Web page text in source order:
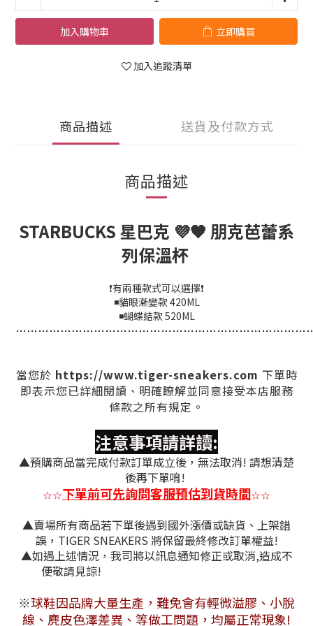
加入購物車 立即購買
加入追蹤清單
商品描述 送貨及付款方式
商品描述
STARBUCKS 星巴克 💜🖤 朋克芭蕾系
列保溫杯
❗有兩種款式可以選擇❗
◾貓眼漸變款 420ML
◾蝴蝶結款 520ML
……………………………………………………………………
當您於 https://www.tiger-sneakers.com 下單時
即表示您已詳細閱讀、明確瞭解並同意接受本店服務
條款之所有規定。
注意事項請詳讀:
▲預購商品當完成付款訂單成立後，無法取消! 請想清楚
後再下單唷!
☆☆下單前可先詢問客服預估到貨時間☆☆
▲賣場所有商品若下單後遇到國外漲價或缺貨、上架錯
誤，TIGER SNEAKERS 將保留最終修改訂單權益!
▲如遇上述情況，我司將以訊息通知修正或取消,造成不
便敬請見諒!
※球鞋因品牌大量生產，難免會有輕微溢膠、小脫
線、麂皮色澤差異 、等做工問題，均屬正常現象!